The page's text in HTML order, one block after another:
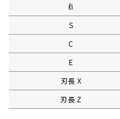
ℓi
S
C
E
刃長 X
刃長 Z